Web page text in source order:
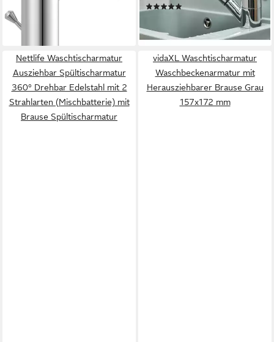
-46%
lieferbar - in 5-6 Werktagen bei dir
(1)
lieferbar - in 3-4 Werktagen bei dir
Nettlife Waschtischarmatur
Ausziehbar Spültischarmatur
360° Drehbar Edelstahl mit 2
Strahlarten (Mischbatterie) mit
Brause Spültischarmatur
vidaXL Waschtischarmatur
Waschbeckenarmatur mit
Herausziehbarer Brause Grau
157x172 mm